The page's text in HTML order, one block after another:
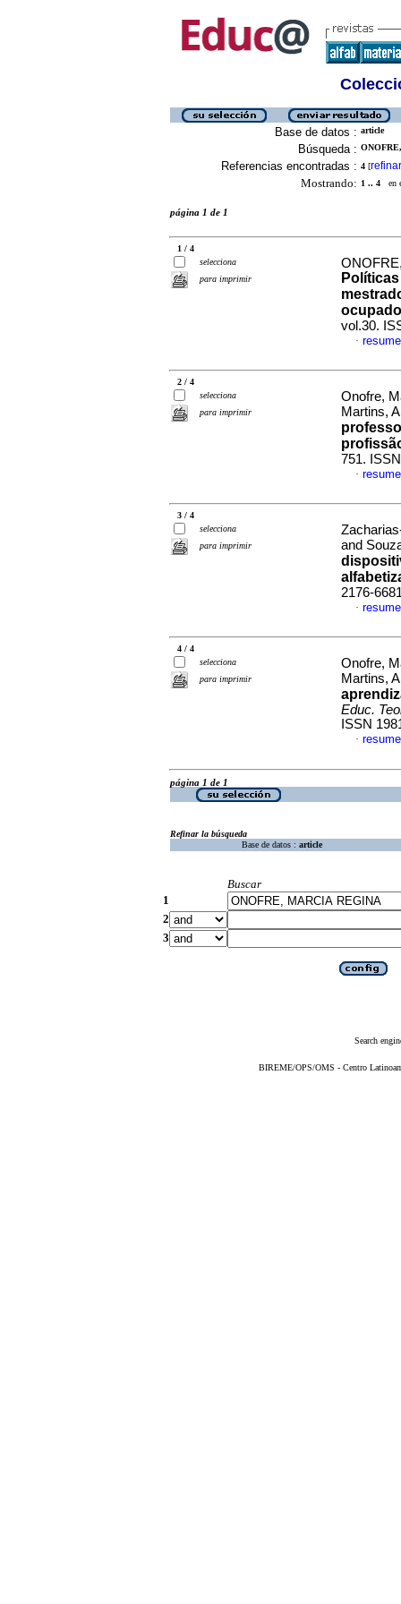
Base de datos : article
Búsqueda :
Referencias encontradas : 4 [refinar
Mostrando: 1 .. 4 en
página 1 de 1
1 / 4
selecciona
para imprimir
vol.30.
·
2 / 4
selecciona
para imprimir
Onofre,
Martins,
751.
·
3 / 4
selecciona
para imprimir
and
2176-
·
4 / 4
selecciona
para imprimir
Onofre,
Martins,
Educ.
ISSN
·
página 1 de 1
Refinar la búsqueda
Base de datos : article
Buscar
1
2
3
Search
BIREME/OPS/OMS - Centro